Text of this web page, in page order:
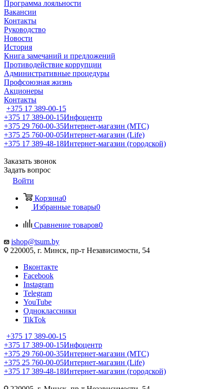
Программа лояльности
Вакансии
Контакты
Руководство
Новости
История
Книга замечаний и предложений
Противодействие коррупции
Административные процедуры
Профсоюзная жизнь
Акционеры
Контакты
+375 17 389-00-15
+375 17 389-00-15Инфоцентр
+375 29 760-00-35Интернет-магазин (МТС)
+375 25 760-00-05Интернет-магазин (Life)
+375 17 389-48-18Интернет-магазин (городской)
Заказать звонок
Задать вопрос
Войти
Корзина0
Избранные товары0
Сравнение товаров0
ishop@tsum.by
220005, г. Минск, пр-т Независимости, 54
Вконтакте
Facebook
Instagram
Telegram
YouTube
Одноклассники
TikTok
+375 17 389-00-15
+375 17 389-00-15Инфоцентр
+375 29 760-00-35Интернет-магазин (МТС)
+375 25 760-00-05Интернет-магазин (Life)
+375 17 389-48-18Интернет-магазин (городской)